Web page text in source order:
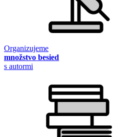
Organizujeme
množstvo besied
s autormi